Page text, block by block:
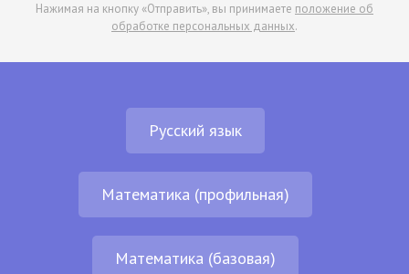
Нажимая на кнопку «Отправить», вы принимаете положение об
обработке персональных данных.
Русский язык
Математика (профильная)
Математика (базовая)